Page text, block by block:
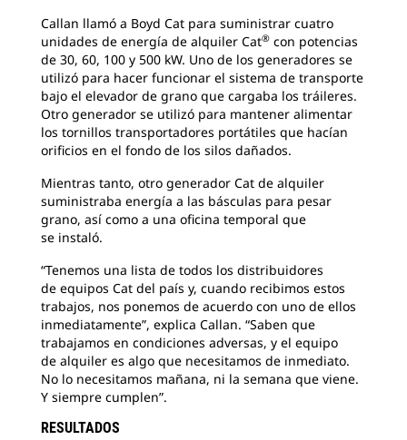
Callan llamó a Boyd Cat para suministrar cuatro
unidades de energía de alquiler Cat® con potencias
de 30, 60, 100 y 500 kW. Uno de los generadores se
utilizó para hacer funcionar el sistema de transporte
bajo el elevador de grano que cargaba los tráileres.
Otro generador se utilizó para mantener alimentar
los tornillos transportadores portátiles que hacían
orificios en el fondo de los silos dañados.
Mientras tanto, otro generador Cat de alquiler
suministraba energía a las básculas para pesar
grano, así como a una oficina temporal que
se instaló.
“Tenemos una lista de todos los distribuidores
de equipos Cat del país y, cuando recibimos estos
trabajos, nos ponemos de acuerdo con uno de ellos
inmediatamente”, explica Callan. “Saben que
trabajamos en condiciones adversas, y el equipo
de alquiler es algo que necesitamos de inmediato.
No lo necesitamos mañana, ni la semana que viene.
Y siempre cumplen”.
RESULTADOS